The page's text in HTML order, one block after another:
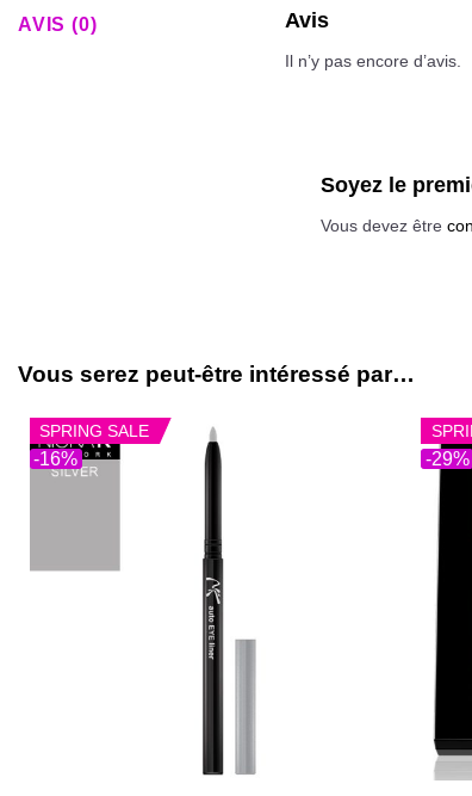
AVIS (0) Avis
Il n’y pas encore d’avis.
Soyez le
Vous devez être
Vous serez peut-être intéressé par…
-16%
SPRING SALE
-29%